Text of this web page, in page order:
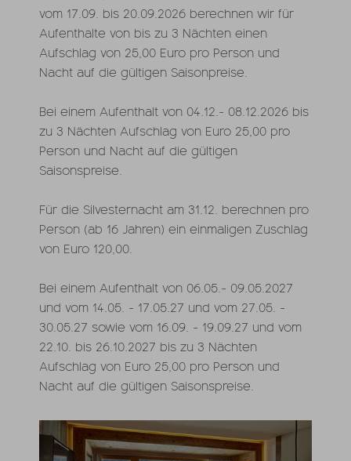
vom 17.09. bis 20.09.2026 berechnen wir für
Aufenthalte von bis zu 3 Nächten einen
Aufschlag von 25,00 Euro pro Person und
Nacht auf die gültigen Saisonpreise.
Bei einem Aufenthalt von 04.12.- 08.12.2026 bis
zu 3 Nächten Aufschlag von Euro 25,00 pro
Person und Nacht auf die gültigen
Saisonspreise.
Für die Silvesternacht am 31.12. berechnen pro
Person (ab 16 Jahren) ein einmaligen Zuschlag
von Euro 120,00.
Bei einem Aufenthalt von 06.05.- 09.05.2027
und vom 14.05. - 17.05.27 und vom 27.05. -
30.05.27 sowie vom 16.09. - 19.09.27 und vom
22.10. bis 26.10.2027 bis zu 3 Nächten
Aufschlag von Euro 25,00 pro Person und
Nacht auf die gültigen Saisonspreise.